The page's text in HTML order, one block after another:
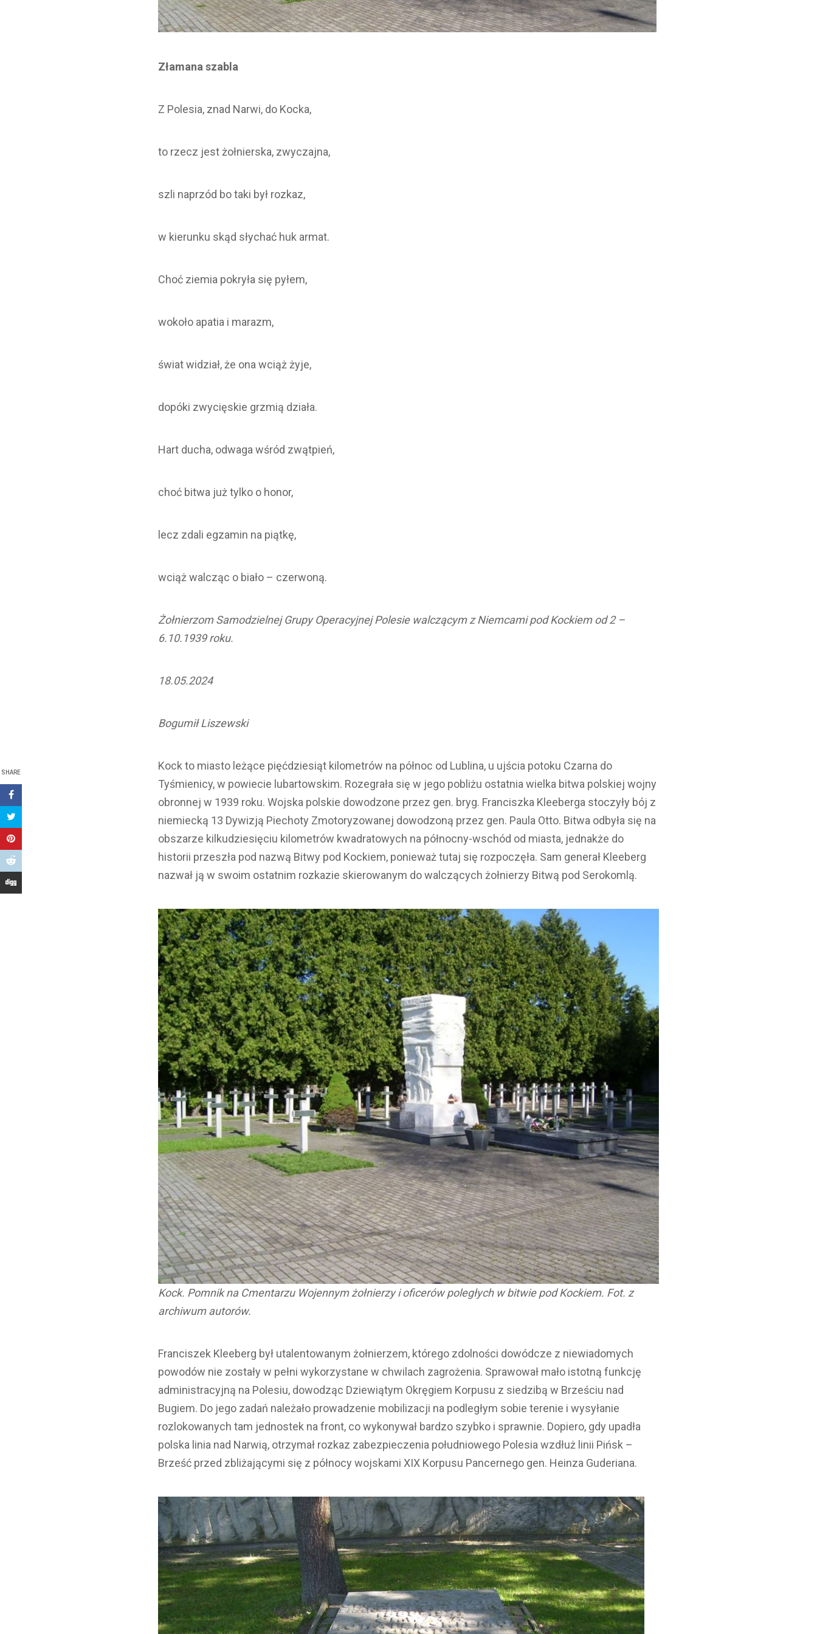
SHARE
Złamana szabla
Z Polesia, znad Narwi, do Kocka,
to rzecz jest żołnierska, zwyczajna,
szli naprzód bo taki był rozkaz,
w kierunku skąd słychać huk armat.
Choć ziemia pokryła się pyłem,
wokoło apatia i marazm,
świat widział, że ona wciąż żyje,
dopóki zwycięskie grzmią działa.
Hart ducha, odwaga wśród zwątpień,
choć bitwa już tylko o honor,
lecz zdali egzamin na piątkę,
wciąż walcząc o biało – czerwoną.
Żołnierzom Samodzielnej Grupy Operacyjnej Polesie walczącym z Niemcami pod Kockiem od 2 –
6.10.1939 roku.
18.05.2024
Bogumił Liszewski
Kock to miasto leżące pięćdziesiąt kilometrów na północ od Lublina, u ujścia potoku Czarna do
Tyśmienicy, w powiecie lubartowskim. Rozegrała się w jego pobliżu ostatnia wielka bitwa polskiej wojny
obronnej w 1939 roku. Wojska polskie dowodzone przez gen. bryg. Franciszka Kleeberga stoczyły bój z
niemiecką 13 Dywizją Piechoty Zmotoryzowanej dowodzoną przez gen. Paula Otto. Bitwa odbyła się na
obszarze kilkudziesięciu kilometrów kwadratowych na północny-wschód od miasta, jednakże do
historii przeszła pod nazwą Bitwy pod Kockiem, ponieważ tutaj się rozpoczęła. Sam generał Kleeberg
nazwał ją w swoim ostatnim rozkazie skierowanym do walczących żołnierzy Bitwą pod Serokomlą.
Kock. Pomnik na Cmentarzu Wojennym żołnierzy i oficerów poległych w bitwie pod Kockiem. Fot. z
archiwum autorów.
Franciszek Kleeberg był utalentowanym żołnierzem, którego zdolności dowódcze z niewiadomych
powodów nie zostały w pełni wykorzystane w chwilach zagrożenia. Sprawował mało istotną funkcję
administracyjną na Polesiu, dowodząc Dziewiątym Okręgiem Korpusu z siedzibą w Brześciu nad
Bugiem. Do jego zadań należało prowadzenie mobilizacji na podległym sobie terenie i wysyłanie
rozlokowanych tam jednostek na front, co wykonywał bardzo szybko i sprawnie. Dopiero, gdy upadła
polska linia nad Narwią, otrzymał rozkaz zabezpieczenia południowego Polesia wzdłuż linii Pińsk –
Brześć przed zbliżającymi się z północy wojskami XIX Korpusu Pancernego gen. Heinza Guderiana.